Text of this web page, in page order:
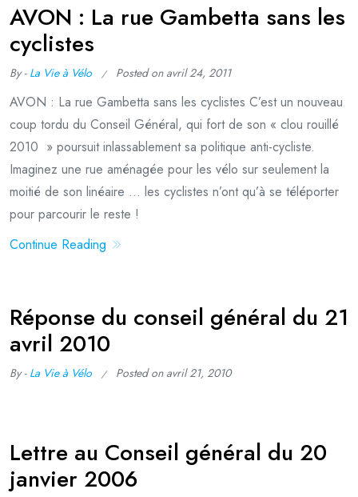
AVON : La rue Gambetta sans les
cyclistes
By - La Vie à Vélo Posted on avril 24, 2011
AVON : La rue Gambetta sans les cyclistes C’est un nouveau
coup tordu du Conseil Général, qui fort de son « clou rouillé
2010 » poursuit inlassablement sa politique anti-cycliste.
Imaginez une rue aménagée pour les vélo sur seulement la
moitié de son linéaire … les cyclistes n’ont qu’à se téléporter
pour parcourir le reste !
Continue Reading
Réponse du conseil général du 21
avril 2010
By - La Vie à Vélo Posted on avril 21, 2010
Lettre au Conseil général du 20
janvier 2006